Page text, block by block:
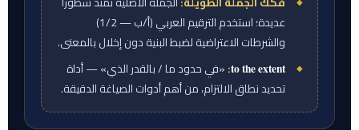
مسؤولًا تنفيذيًا مُفصَحًا عنه؛ أو (2) موظفًا مسؤولًا
عن إعداد القوائم المالية للشركة. ويتفق الطرفان
على ألا تسري التزامات الرد المنصوص عليها في هذا
البند 1.05 إلا في حدود ما يوجبه القانون المعمول
به، أو في حدود ما يتقرر أنه زائد من أجر المدير
عديدة؛ استخدم الترقيم العربي (أ/ب — 1/2)
والشرطات الاعتراضية لضبط البنية دون إخلال بالمعنى.
to the extent
: «في حدود ما / بالقدر الذي» — أداة
تحديد نطاق الالتزام، من أهم أدوات الصياغة الدقيقة.